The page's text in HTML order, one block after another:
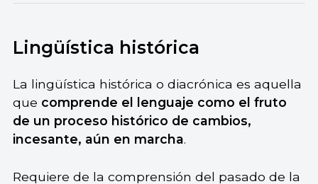
Lingüística histórica
La lingüística histórica o diacrónica es aquella
que comprende el lenguaje como el fruto
de un proceso histórico de cambios,
incesante, aún en marcha.
Requiere de la comprensión del pasado de la